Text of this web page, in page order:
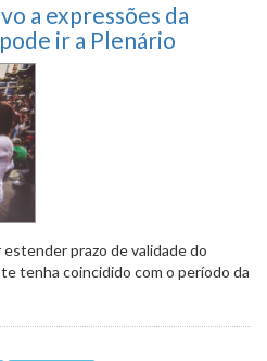
a expressões da
ir a Plenário
prazo de validade do
tenha coincidido com o período da